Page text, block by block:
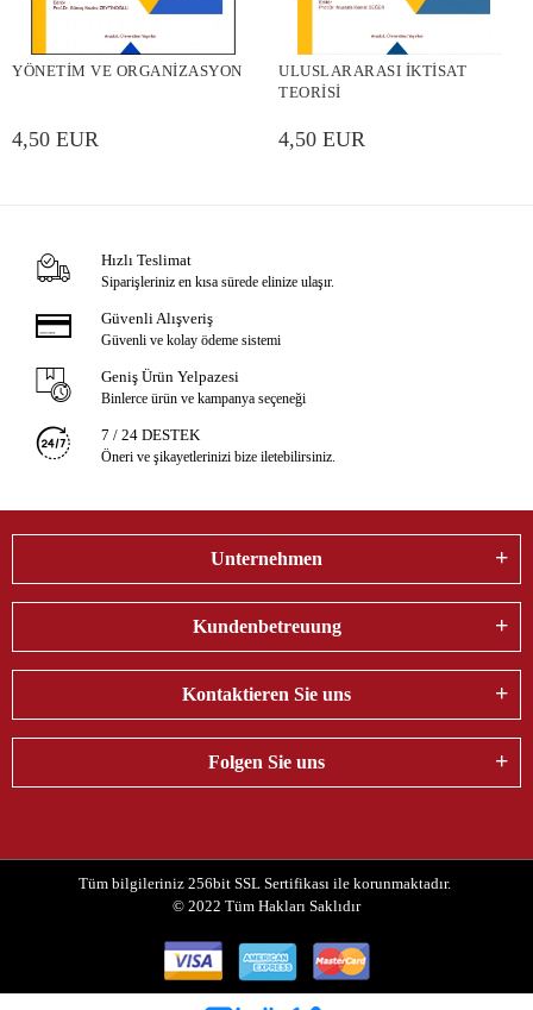
YÖNETİM VE ORGANİZASYON
4,50 EUR
ULUSLARARASI İKTİSAT
TEORİSİ
4,50 EUR
Hızlı Teslimat
Siparişleriniz en kısa sürede elinize ulaşır.
Güvenli Alışveriş
Güvenli ve kolay ödeme sistemi
Geniş Ürün Yelpazesi
Binlerce ürün ve kampanya seçeneği
7 / 24 DESTEK
Öneri ve şikayetlerinizi bize iletebilirsiniz.
Unternehmen
Kundenbetreuung
Kontaktieren Sie uns
Folgen Sie uns
Tüm bilgileriniz 256bit SSL Sertifikası ile korunmaktadır.
© 2022 Tüm Hakları Saklıdır